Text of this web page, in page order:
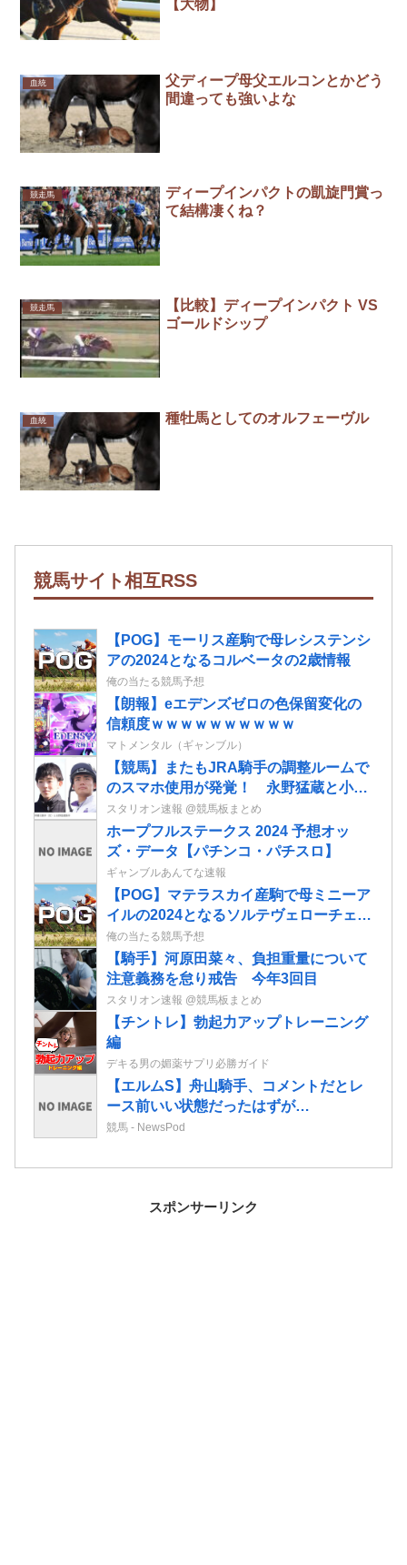
【大物】
血統
父ディープ母父エルコンとかどう
間違っても強いよな
競走馬
ディープインパクトの凱旋門賞っ
て結構凄くね？
競走馬
【比較】ディープインパクト VS
ゴールドシップ
血統 種牡馬としてのオルフェーヴル
競馬サイト相互RSS
【POG】モーリス産駒で母レシステンシ
アの2024となるコルベータの2歳情報
俺の当たる競馬予想
【朗報】eエデンズゼロの色保留変化の
信頼度ｗｗｗｗｗｗｗｗｗｗ
マトメンタル（ギャンブル）
【競馬】またもJRA騎手の調整ルームで
のスマホ使用が発覚！ 永野猛蔵と小林
勝太が8日から騎乗停止に
スタリオン速報 @競馬板まとめ
ホープフルステークス 2024 予想オッ
ズ・データ【パチンコ・パチスロ】
ギャンブルあんてな速報
【POG】マテラスカイ産駒で母ミニーア
イルの2024となるソルテヴェローチェの
2歳情報
俺の当たる競馬予想
【騎手】河原田菜々、負担重量について
注意義務を怠り戒告 今年3回目
スタリオン速報 @競馬板まとめ
【チントレ】勃起力アップトレーニング
編
デキる男の媚薬サプリ必勝ガイド
【エルムS】舟山騎手、コメントだとレ
ース前いい状態だったはずが…
競馬 - NewsPod
スポンサーリンク